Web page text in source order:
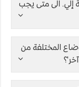
إلي. الى متى يجب
المختلفة من